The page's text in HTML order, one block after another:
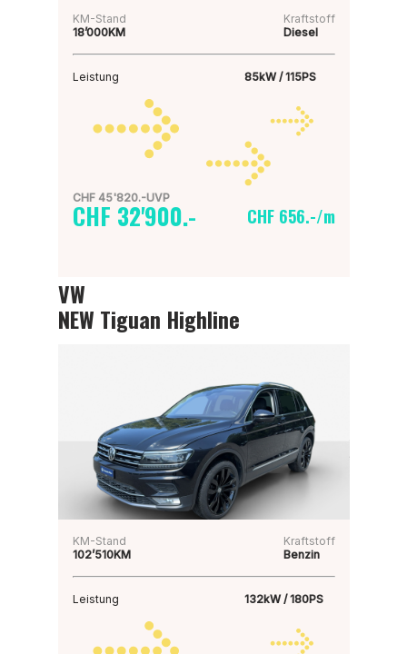
KM-Stand
18’000KM
Kraftstoff
Diesel
Leistung 85kW / 115PS
CHF 45'820.-UVP
CHF 32'900.- CHF 656.-/m
VW
NEW Tiguan Highline
KM-Stand
102’510KM
Kraftstoff
Benzin
Leistung 132kW / 180PS